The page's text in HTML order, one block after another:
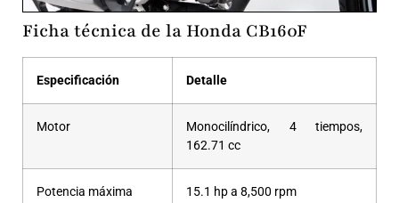
Ficha técnica de la Honda CB160F
Especificación Detalle
Motor
Monocilíndrico, 4 tiempos,
162.71 cc
Potencia máxima 15.1 hp a 8,500 rpm